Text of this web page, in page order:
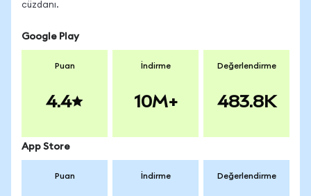
cüzdanı.
Google Play
Puan
4.4
İndirme
10M+
Değerlendirme
483.8K
App Store
Puan İndirme Değerlendirme